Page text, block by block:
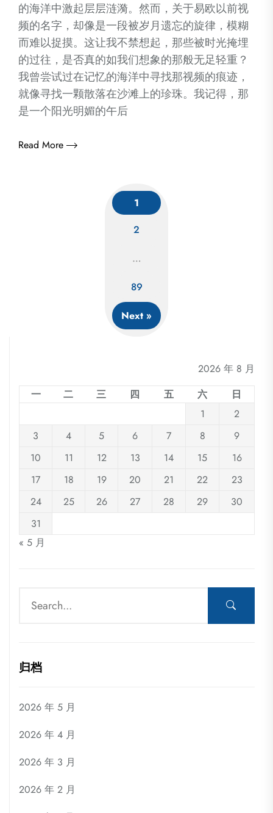
的海洋中激起层层涟漪。然而，关于易欧以前视
频的名字，却像是一段被岁月遗忘的旋律，模糊
而难以捉摸。这让我不禁想起，那些被时光掩埋
的过往，是否真的如我们想象的那般无足轻重？
我曾尝试过在记忆的海洋中寻找那视频的痕迹，
就像寻找一颗散落在沙滩上的珍珠。我记得，那
是一个阳光明媚的午后
Read More
Posts
navigation
1
2
…
89
Next »
2026 年 8 月
一
二 三 四 五 六
日
1
2
3
4 5 6 7 8
9
10
11 12 13 14 15
16
17
18 19 20 21 22
23
24
25 26 27 28 29
30
31
« 5 月
归档
2026 年 5 月
2026 年 4 月
2026 年 3 月
2026 年 2 月